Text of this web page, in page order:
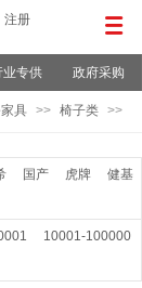
注册
业专供 政府采购
具 >> 椅子类 >>
国产 虎牌
健基
10001-100000